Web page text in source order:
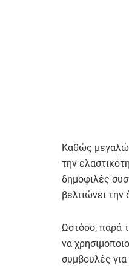
Καθώς
την
δημοφιλές
βελτιώνει
Ωστόσο, παρά
να
συμβουλές